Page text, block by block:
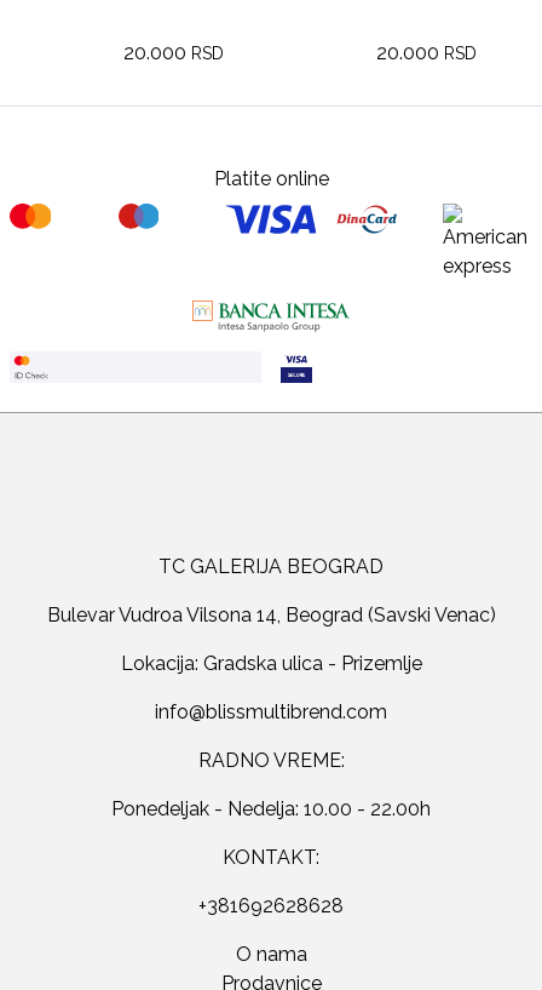
20.000RSD 20.000RSD
Platite online
TC GALERIJA BEOGRAD
Bulevar Vudroa Vilsona 14, Beograd (Savski Venac)
Lokacija: Gradska ulica - Prizemlje
RADNO VREME:
Ponedeljak - Nedelja: 10.00 - 22.00h
KONTAKT:
+381692628628
O nama
Prodavnice